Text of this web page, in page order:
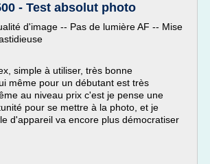
- Test absolut photo
d'image -- Pas de lumière AF -- Mise
simple à utiliser, très bonne
même pour un débutant est très
au niveau prix c'est je pense une
pour se mettre à la photo, et je
d'appareil va encore plus démocratiser